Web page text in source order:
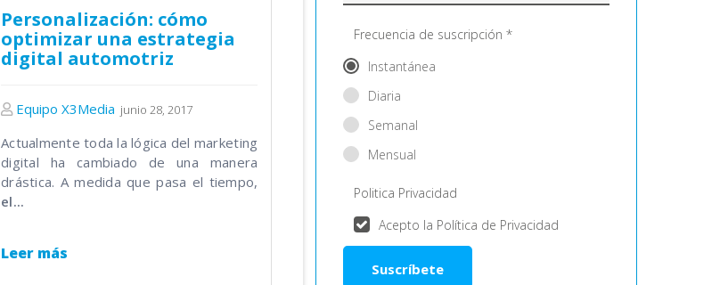
Personalización: cómo
optimizar una estrategia
digital automotriz
Equipo X3Media junio 28, 2017
Actualmente toda la lógica del marketing
digital ha cambiado de una manera
drástica. A medida que pasa el tiempo,
el...
Leer más
Frecuencia de suscripción *
Instantánea
Diaria
Semanal
Mensual
Politica Privacidad
Acepto la Política de Privacidad